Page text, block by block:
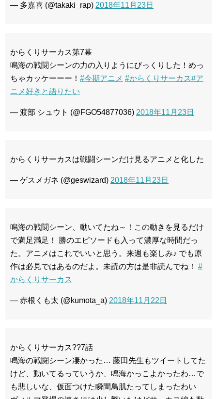
— 多嘉喜 (@takaki_rap) 2018年11月23日
からくりサーカス第7幕
鳴海の戦闘シーンの力の入りようにびっくりした！めっ
ちゃカッケーーー！ #今期アニメ #からくりサーカス#ア
ニメ好きと語りたい
— 渡部 シュウト (@FGO54877036) 2018年11月23日
からくりサーカスは戦闘シーンだけ見るアニメと化した
— ゲスメガネ (@geswizard) 2018年11月23日
鳴海の戦闘シーン、動いてたね～！この動きを見るだけ
で満足満足！ 勝のエピソードも入って濃厚な時間だっ
た。アニメはこれでいいと思う。来週も楽しみ♪ でも原
作は必見ではあるのだよ。未読の方は是非読んでね！ #
からくりサーカス
— 赤根くも太 (@kumota_a) 2018年11月22日
からくりサーカス??7話
鳴海の戦闘シーン凄かった… 藤田先生もツイートしてた
けど、動いてるっていうか、鳴海かっこよかったわ…で
も悲しいな、仮面つけた瞬間鳥肌たってしまったわい